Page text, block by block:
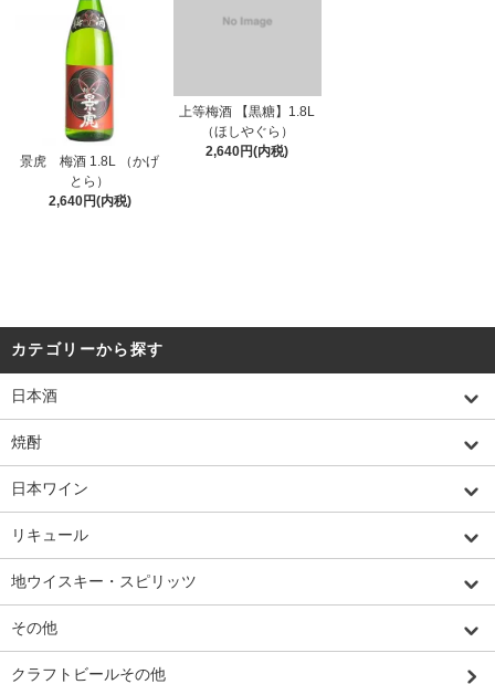
景虎 梅酒 1.8L （かげ
とら）
2,640円(内税)
上等梅酒 【黒糖】1.8L
（ほしやぐら）
2,640円(内税)
カテゴリーから探す
日本酒
焼酎
日本ワイン
リキュール
地ウイスキー・スピリッツ
その他
クラフトビールその他